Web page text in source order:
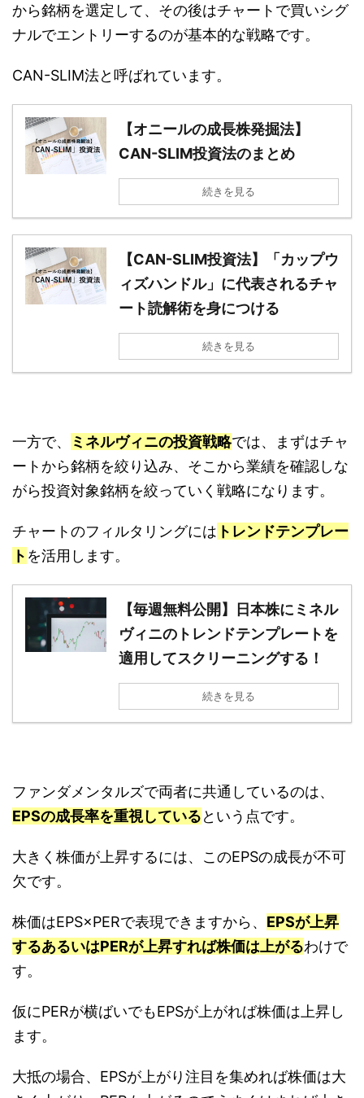
から銘柄を選定して、その後はチャートで買いシグ
ナルでエントリーするのが基本的な戦略です。
CAN-SLIM法と呼ばれています。
【オニールの成長株発掘法】
CAN-SLIM投資法のまとめ
続きを見る
【CAN-SLIM投資法】「カップウ
ィズハンドル」に代表されるチャ
ート読解術を身につける
続きを見る
一方で、 ミネルヴィニの投資戦略では、まずはチャ
ートから銘柄を絞り込み、そこから業績を確認しな
がら投資対象銘柄を絞っていく戦略になります。
チャートのフィルタリングには トレンドテンプレー
ト を活用します。
【毎週無料公開】日本株にミネル
ヴィニのトレンドテンプレートを
適用してスクリーニングする！
続きを見る
ファンダメンタルズで両者に共通しているのは、
EPSの成長率を重視しているという点です。
大きく株価が上昇するには、このEPSの成長が不可
欠です。
株価はEPS×PERで表現できますから、 EPSが上昇
するあるいはPERが上昇すれば株価は上がるわけで
す。
仮にPERが横ばいでもEPSが上がれば株価は上昇し
ます。
大抵の場合、EPSが上がり注目を集めれば株価は大